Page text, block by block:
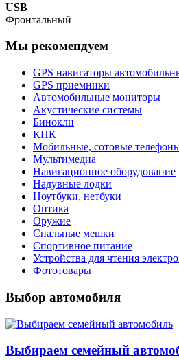
USB
Фронтальный
Мы рекомендуем
GPS навигаторы
GPS приемники
Автомобильные мониторы
Акустические системы
Бинокли
КПК
Мобильные, сотовые
Мультимедиа
Навигационное оборудование
Надувные лодки
Ноутбуки, нетбуки
Оптика
Оружие
Спальные мешки
Спортивное питание
Устройства для чтения
Фототовары
Выбор автомобиля
Выбираем семейный